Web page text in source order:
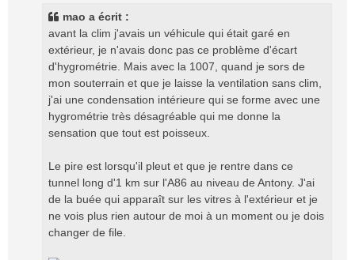
mao a écrit :
avant la clim j'avais un véhicule qui était garé en
extérieur, je n'avais donc pas ce problème d'écart
d'hygrométrie. Mais avec la 1007, quand je sors de
mon souterrain et que je laisse la ventilation sans clim,
j'ai une condensation intérieure qui se forme avec une
hygrométrie très désagréable qui me donne la
sensation que tout est poisseux.
Le pire est lorsqu'il pleut et que je rentre dans ce
tunnel long d'1 km sur l'A86 au niveau de Antony. J'ai
de la buée qui apparaît sur les vitres à l'extérieur et je
ne vois plus rien autour de moi à un moment ou je dois
changer de file.